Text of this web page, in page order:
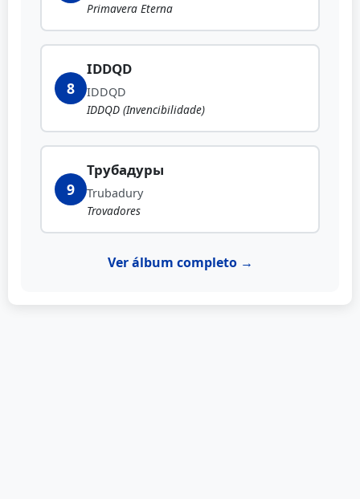
Primavera Eterna
8
IDDQD
IDDQD
IDDQD (Invencibilidade)
9
Трубадуры
Trubadury
Trovadores
Ver álbum completo →